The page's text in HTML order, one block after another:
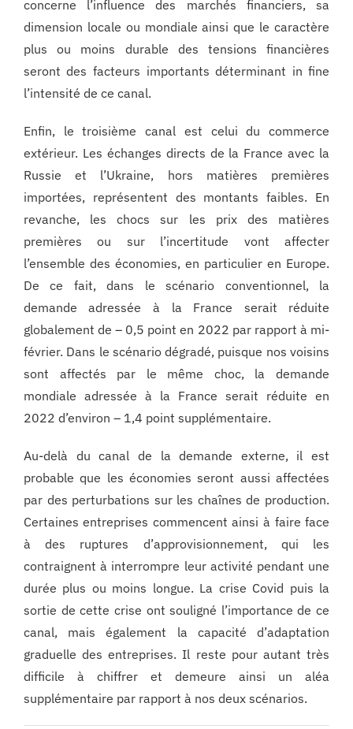
concerne l’influence des marchés financiers, sa
dimension locale ou mondiale ainsi que le caractère
plus ou moins durable des tensions financières
seront des facteurs importants déterminant in fine
l’intensité de ce canal.
Enfin, le troisième canal est celui du commerce
extérieur. Les échanges directs de la France avec la
Russie et l’Ukraine, hors matières premières
importées, représentent des montants faibles. En
revanche, les chocs sur les prix des matières
premières ou sur l’incertitude vont affecter
l’ensemble des économies, en particulier en Europe.
De ce fait, dans le scénario conventionnel, la
demande adressée à la France serait réduite
globalement de – 0,5 point en 2022 par rapport à mi-
février. Dans le scénario dégradé, puisque nos voisins
sont affectés par le même choc, la demande
mondiale adressée à la France serait réduite en
2022 d’environ – 1,4 point supplémentaire.
Au-delà du canal de la demande externe, il est
probable que les économies seront aussi affectées
par des perturbations sur les chaînes de production.
Certaines entreprises commencent ainsi à faire face
à des ruptures d’approvisionnement, qui les
contraignent à interrompre leur activité pendant une
durée plus ou moins longue. La crise Covid puis la
sortie de cette crise ont souligné l’importance de ce
canal, mais également la capacité d’adaptation
graduelle des entreprises. Il reste pour autant très
difficile à chiffrer et demeure ainsi un aléa
supplémentaire par rapport à nos deux scénarios.